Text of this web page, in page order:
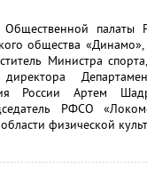
Общественной
общества
Министра
России Артем
РФСО
физической